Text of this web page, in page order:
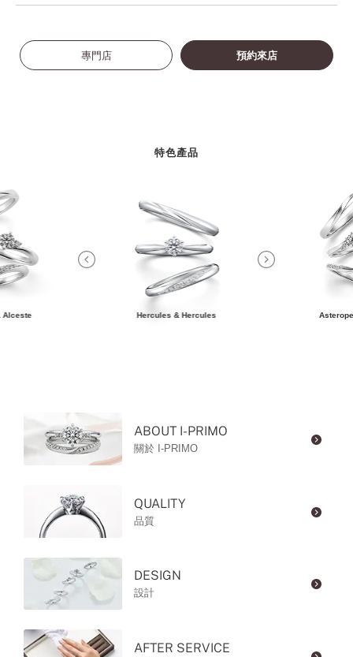
專門店 預約來店
特色產品
Alceste Hercules & Hercules
ABOUT I-PRIMO
關於 I-PRIMO
QUALITY
品質
DESIGN
設計
AFTER SERVICE